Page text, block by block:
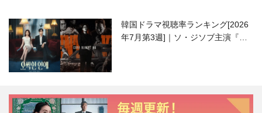
韓国ドラマ視聴率ランキング[2026
年7月第3週]｜ソ・ジソブ主演『エ